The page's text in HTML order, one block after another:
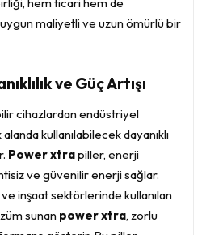
maliyetli ve uzun ömürlü bir
ve Güç Artışı
cihazlardan endüstriyel
kullanılabilecek dayanıklı
Power xtrapiller, enerji
ve güvenilir enerji sağlar.
inşaat sektörlerinde kullanılan
sunan power xtra, zorlu